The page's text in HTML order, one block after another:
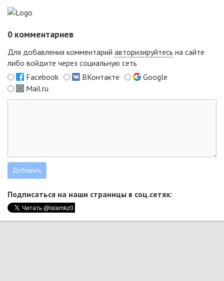
0 комментариев
Для добавления комментарий авторизируйтесь на сайте
либо войдите через социальную сеть
Facebook
ВКонтакте
Google
Mail.ru
Подписаться на наши страницы в соц.сетях: